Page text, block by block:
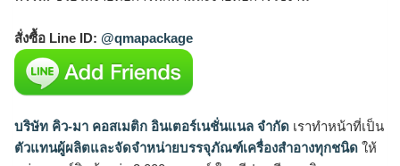
สั่งซื้อ Line ID: @qmapackage
บริษัท คิว-มา คอสเมติก อินเตอร์เนชั่นแนล จำกัด เราทำหน้าที่เป็น
ตัวแทนผู้ผลิตและจัดจำหน่ายบรรจุภัณฑ์เครื่องสำอางทุกชนิด ให้